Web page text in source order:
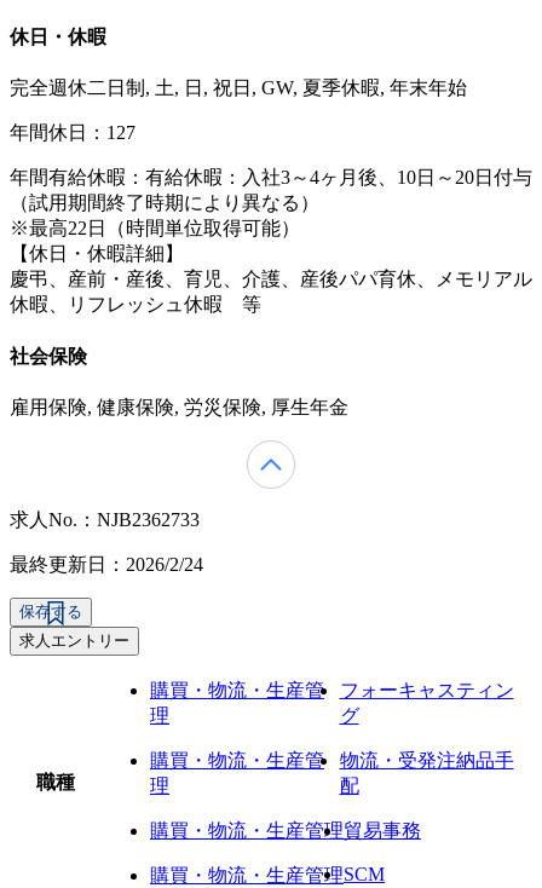
休日・休暇
完全週休二日制, 土, 日, 祝日, GW, 夏季休暇, 年末年始
年間休日：127
年間有給休暇：有給休暇：入社3～4ヶ月後、10日～20日付与
（試用期間終了時期により異なる）
※最高22日（時間単位取得可能）
【休日・休暇詳細】
慶弔、産前・産後、育児、介護、産後パパ育休、メモリアル
休暇、リフレッシュ休暇 等
社会保険
雇用保険, 健康保険, 労災保険, 厚生年金
求人No.：NJB2362733
最終更新日：2026/2/24
保存する
求人エントリー
職種
購買・物流・生産管
理
フォーキャスティン
グ
購買・物流・生産管
理
物流・受発注納品手
配
購買・物流・生産管理貿易事務
購買・物流・生産管理SCM